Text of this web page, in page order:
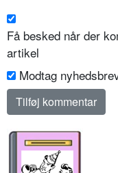
Få besked når der
artikel
Modtag